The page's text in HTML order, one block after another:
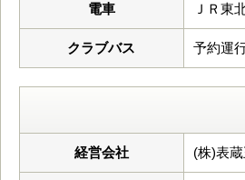
電車 ＪＲ東
クラブバス 予約運
経営会社 (株)表